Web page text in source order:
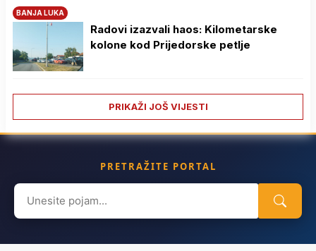
BANJA LUKA
Radovi izazvali haos: Kilometarske
kolone kod Prijedorske petlje
PRIKAŽI JOŠ VIJESTI
PRETRAŽITE PORTAL
Search
for: